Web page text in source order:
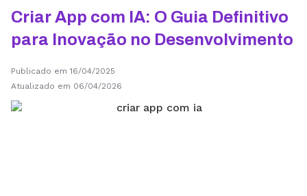
Criar App com IA: O Guia Definitivo
para Inovação no Desenvolvimento
Publicado em 16/04/2025
Atualizado em 06/04/2026